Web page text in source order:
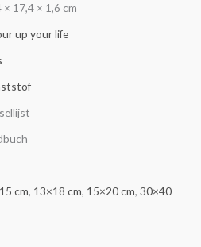
× 17,4 × 1,6 cm
up your life
cm, 13×18 cm, 15×20 cm, 30×40